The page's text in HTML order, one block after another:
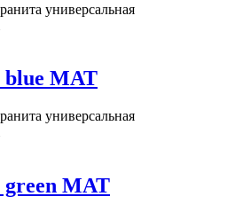
универсальная
blue MAT
универсальная
green MAT